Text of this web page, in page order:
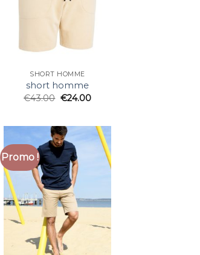
SHORT HOMME
short homme
€43.00 €24.00
Promo !